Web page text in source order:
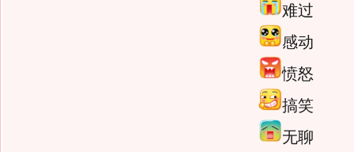
难过
感动
愤怒
搞笑
无聊